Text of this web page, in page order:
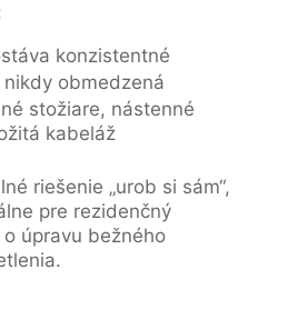
konzistentné
obmedzená
stožiare, nástenné
kabeláž
riešenie „urob si sám“,
pre rezidenčný
úpravu bežného